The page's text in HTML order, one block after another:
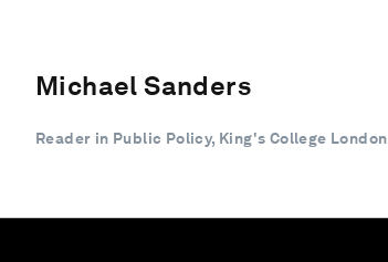
Michael Sanders
Reader in Public Policy, King's College London